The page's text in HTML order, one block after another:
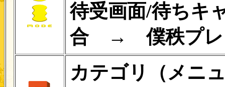
待受画面/待ち
合 → 僕秩プレ
カテゴリ（メ